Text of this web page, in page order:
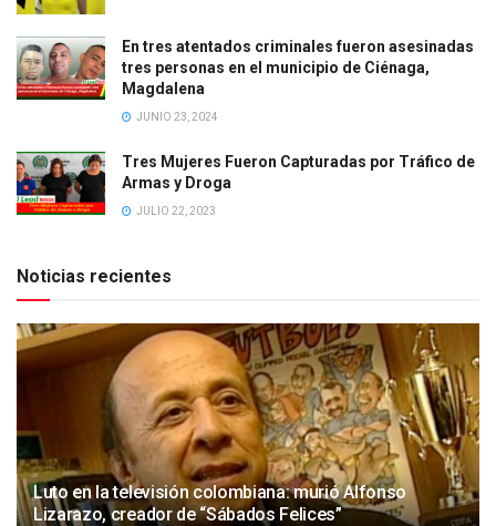
En tres atentados criminales fueron asesinadas
tres personas en el municipio de Ciénaga,
Magdalena
JUNIO 23, 2024
Tres Mujeres Fueron Capturadas por Tráfico de
Armas y Droga
JULIO 22, 2023
Noticias recientes
Luto en la televisión colombiana: murió Alfonso
Lizarazo, creador de “Sábados Felices”